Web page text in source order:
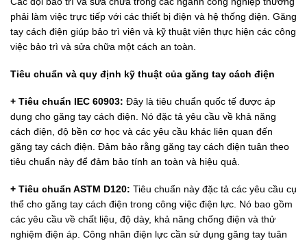
phải làm việc trực tiếp với các thiết bị điện và hệ thống điện. Găng
tay cách điện giúp bảo trì viên và kỹ thuật viên thực hiện các công
việc bảo trì và sửa chữa một cách an toàn.
Tiêu chuẩn và quy định kỹ thuật của găng tay cách điện
+ Tiêu chuẩn IEC 60903: Đây là tiêu chuẩn quốc tế được áp
dụng cho găng tay cách điện. Nó đặc tả yêu cầu về khả năng
cách điện, độ bền cơ học và các yêu cầu khác liên quan đến
găng tay cách điện. Đảm bảo rằng găng tay cách điện tuân theo
tiêu chuẩn này để đảm bảo tính an toàn và hiệu quả.
+ Tiêu chuẩn ASTM D120: Tiêu chuẩn này đặc tả các yêu cầu cụ
thể cho găng tay cách điện trong công việc điện lực. Nó bao gồm
các yêu cầu về chất liệu, độ dày, khả năng chống điện và thử
nghiệm điện áp. Công nhân điện lực cần sử dụng găng tay tuân